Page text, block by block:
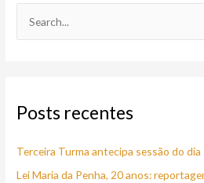
u
s
a
Posts recentes
Terceira Turma antecipa sessão do
Lei Maria da Penha, 20 anos: